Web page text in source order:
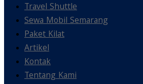
Travel Shuttle
Sewa Mobil Semarang
Paket Kilat
Artikel
Kontak
Tentang Kami